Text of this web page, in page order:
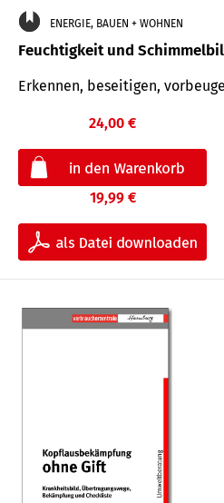
ENERGIE, BAUEN + WOHNEN
Feuchtigkeit und
Erkennen, beseitigen,
24,00 €
19,99 €